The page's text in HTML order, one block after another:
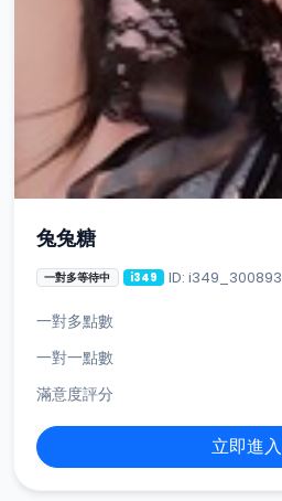
兔兔糖
一對多等待中 i349 ID: i349_300893
一對多點數
一對一點數
滿意度評分
立即進入